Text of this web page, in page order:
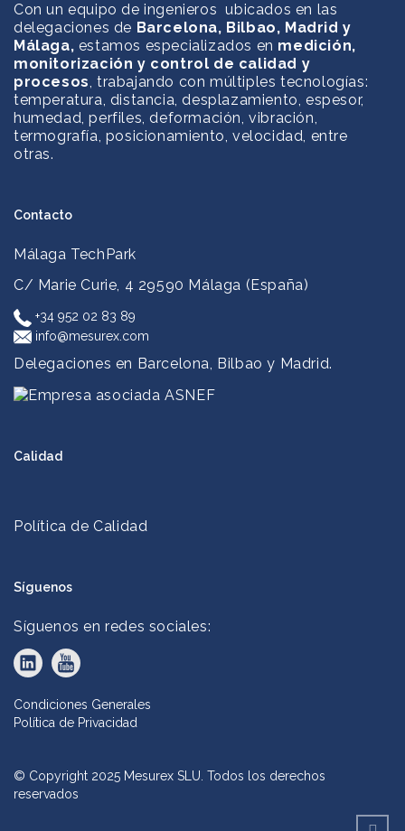
Con un equipo de ingenieros ubicados en las
delegaciones de Barcelona, Bilbao, Madrid y
Málaga, estamos especializados en medición,
monitorización y control de calidad y
procesos, trabajando con múltiples tecnologías:
temperatura, distancia, desplazamiento, espesor,
humedad, perfiles, deformación, vibración,
termografía, posicionamiento, velocidad, entre
otras.
Contacto
Málaga TechPark
C/ Marie Curie, 4 29590 Málaga (España)
+34 952 02 83 89
info@mesurex.com
Delegaciones en Barcelona, Bilbao y Madrid.
Calidad
Política de Calidad
Síguenos
Síguenos en redes sociales:
Condiciones Generales
Política de Privacidad
© Copyright 2025 Mesurex SLU. Todos los derechos
reservados